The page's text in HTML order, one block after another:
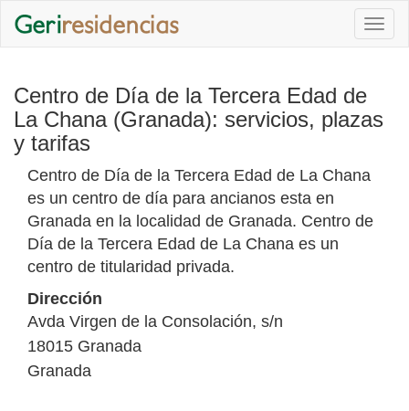
Centro de Día de la Tercera Edad de
La Chana (Granada): servicios, plazas
y tarifas
Centro de Día de la Tercera Edad de La Chana
es un centro de día para ancianos esta en
Granada en la localidad de Granada. Centro de
Día de la Tercera Edad de La Chana es un
centro de titularidad privada.
Dirección
Avda Virgen de la Consolación, s/n
18015 Granada
Granada